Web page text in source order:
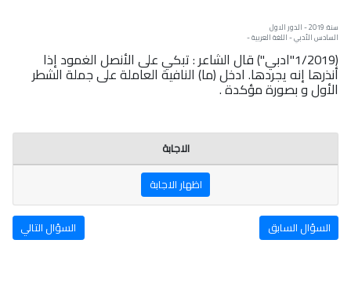
سنة: 2019 - الدور الاول
السادس الأدبي - اللغة العربية -
(1/2019"ادبي") قال الشاعر : تبكي على الأنصل الغمود إذا
أنذرها إنه يجردها. ادخل (ما) النافية العاملة على جملة الشطر
الأول و بصورة مؤكدة .
الاجابة
اظهار الاجابة
السؤال السابق السؤال التالي